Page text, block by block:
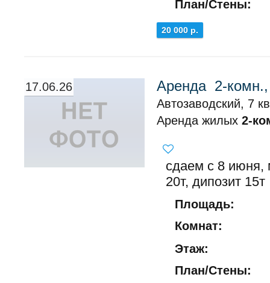
План/Стены:
20 000 р.
17.06.26 Аренда 2-комн.,
Автозаводский, 7
Аренда жилых 2-
сдаем с 8 июня,
20т, дипозит 15т
Площадь:
Комнат:
Этаж:
План/Стены: